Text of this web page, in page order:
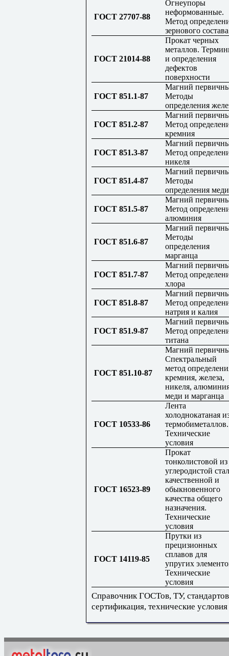
ГОСТ 27707-88
Огнеупоры
неформованные.
Метод
зернового состава
ГОСТ 21014-88
Прокат черных
металлов.
и определения
дефектов
поверхности
ГОСТ 851.1-87
Магний
Методы
определения
ГОСТ 851.2-87
Магний
Метод
кремния
ГОСТ 851.3-87
Магний
Метод
никеля
ГОСТ 851.4-87
Магний
Методы
определения меди
ГОСТ 851.5-87
Магний
Метод
алюминия
ГОСТ 851.6-87
Магний
Методы
определения
марганца
ГОСТ 851.7-87
Магний
Метод
хлора
ГОСТ 851.8-87
Магний
Метод
натрия и калия
ГОСТ 851.9-87
Магний
Метод
титана
ГОСТ 851.10-87
Магний
Спектральный
метод
кремния, железа,
никеля,
меди и марганца
ГОСТ 10533-86
Лента
холоднокатаная
термобиметаллов.
Технические
условия
ГОСТ 16523-89
Прокат
тонколистовой из
углеродистой
качественной и
обыкновенного
качества общего
назначения.
Технические
условия
ГОСТ 14119-85
Прутки из
прецизионных
сплавов для
упругих
Технические
условия
Справочник ГОСТов, ТУ,
сертификация, технические условия